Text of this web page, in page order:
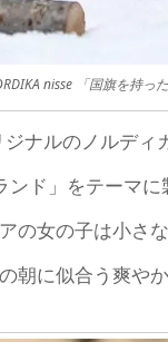
nisse 「国旗を持っ
ナルのノルデ
ド」をテーマ
の女の子は小さ
に似合う爽や